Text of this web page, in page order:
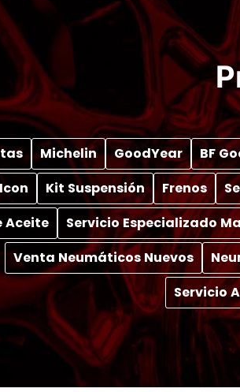
Michelin GoodYear BF
Icon Kit Suspensión Frenos
Aceite
Servicio Especializado
Venta Neumáticos Nuevos
Servicio